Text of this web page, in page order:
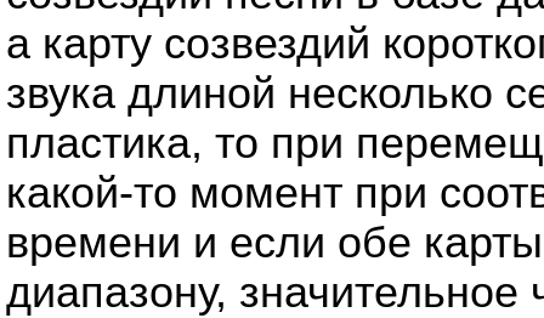
а карту созвездий
звука длиной несколько
пластика, то при
какой-то момент при
времени и если обе
диапазону, значительное